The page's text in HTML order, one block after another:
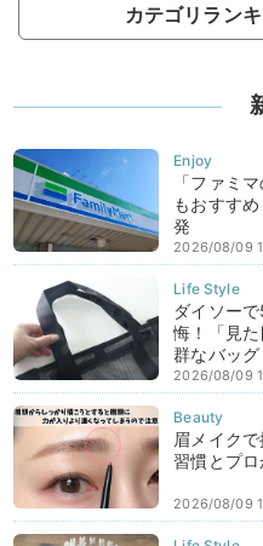
カテゴリラン
「ファミ
もおすす
発
2026/08/09
ダイソー
悔！「見
群なバッグ
2026/08/09
眉メイク
習慣とプ
2026/08/09